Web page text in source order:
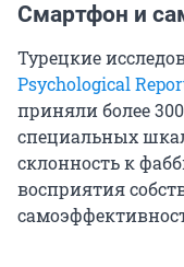
Смартфон и
Турецкие
Psychological
приняли более
специальных
склонность к
восприятия